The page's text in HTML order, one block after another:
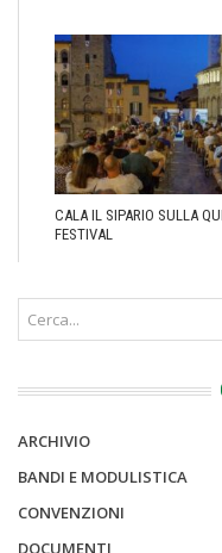
CALA IL SIPARIO SULLA
FESTIVAL
ARCHIVIO
BANDI E MODULISTICA
CONVENZIONI
DOCUMENTI